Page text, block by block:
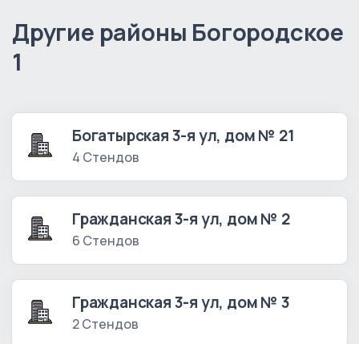
Другие районы Богородское
1
Богатырская 3-я ул, дом № 21
4 Стендов
Гражданская 3-я ул, дом № 2
6 Стендов
Гражданская 3-я ул, дом № 3
2 Стендов